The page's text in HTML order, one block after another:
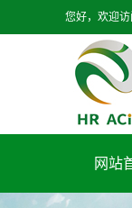
您好，欢迎访
网站